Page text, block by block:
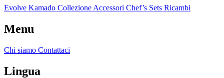
Evolve Kamado Collezione Accessori Chef’s Sets Ricambi
Menu
Chi siamo Contattaci
Lingua